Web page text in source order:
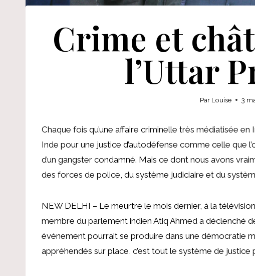
Crime et
l’Uttar
Par Louise 3
Chaque fois qu’une affaire criminelle très médiatisée en
Inde pour une justice d’autodéfense comme celle que
d’un gangster condamné. Mais ce dont nous avons
des forces de police, du système judiciaire et du
NEW DELHI – Le meurtre le mois dernier, à la
membre du parlement indien Atiq Ahmed a déclenché
événement pourrait se produire dans une démocratie
appréhendés sur place, c’est tout le système de justice